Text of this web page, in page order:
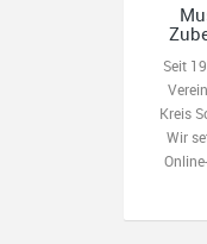
Seit
Kreis
Wir